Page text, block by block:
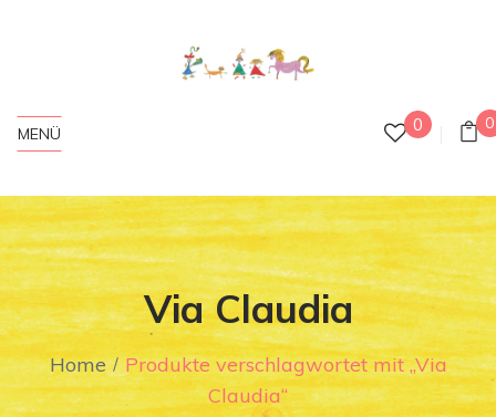
MENÜ 0 0
Via Claudia
Home
Produkte verschlagwortet mit „Via
Claudia“